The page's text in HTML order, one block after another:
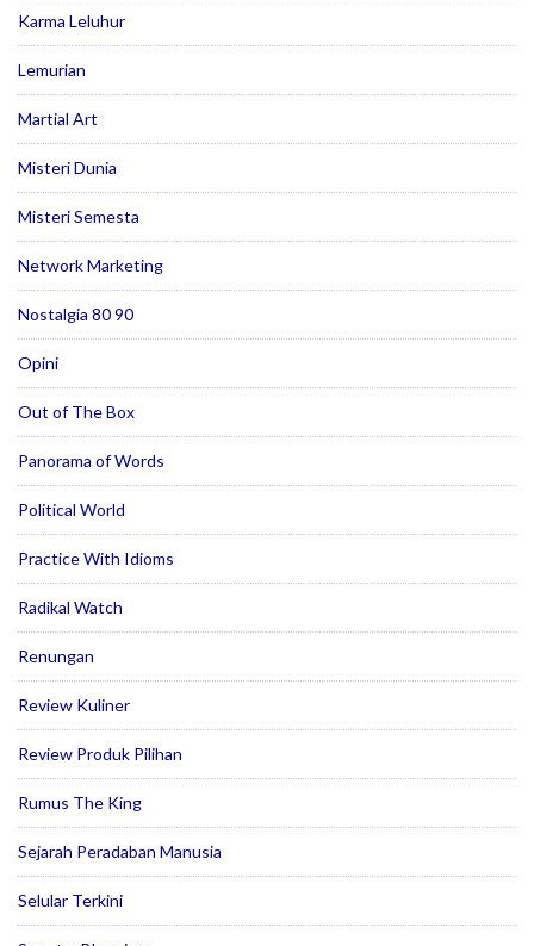
Karma Leluhur
Lemurian
Martial Art
Misteri Dunia
Misteri Semesta
Network Marketing
Nostalgia 80 90
Opini
Out of The Box
Panorama of Words
Political World
Practice With Idioms
Radikal Watch
Renungan
Review Kuliner
Review Produk Pilihan
Rumus The King
Sejarah Peradaban Manusia
Selular Terkini